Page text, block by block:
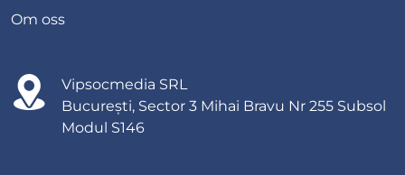
Om oss
Vipsocmedia SRL
București, Sector 3 Mihai Bravu Nr 255 Subsol
Modul S146